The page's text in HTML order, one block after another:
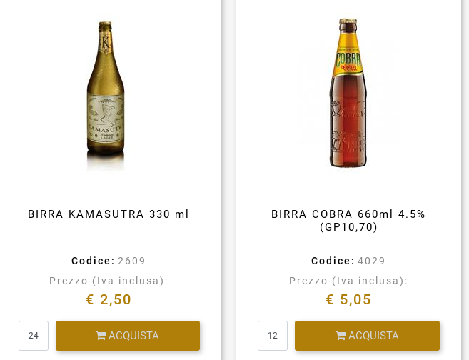
BIRRA KAMASUTRA 330 ml
Codice: 2609
Prezzo (Iva inclusa):
€ 2,50
ACQUISTA
BIRRA COBRA 660ml 4.5%
(GP10,70)
Codice: 4029
Prezzo (Iva inclusa):
€ 5,05
ACQUISTA